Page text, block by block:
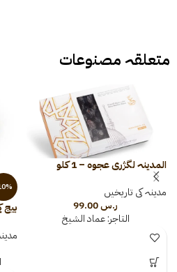
متعلقہ مصنوعات
المدینہ لگژری عجوہ – 1 کلو
مدینہ کی تاریخیں
ر.س
التاجر:عماد الشيخ
بیج